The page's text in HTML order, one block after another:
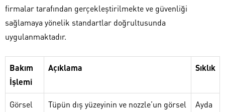
firmalar tarafından gerçekleştirilmekte ve güvenliği
sağlamaya yönelik standartlar doğrultusunda
uygulanmaktadır.
Bakım
İşlemi
Açıklama Sıklık
Görsel
Tüpün dış yüzeyinin ve nozzle’un görsel
Ayda